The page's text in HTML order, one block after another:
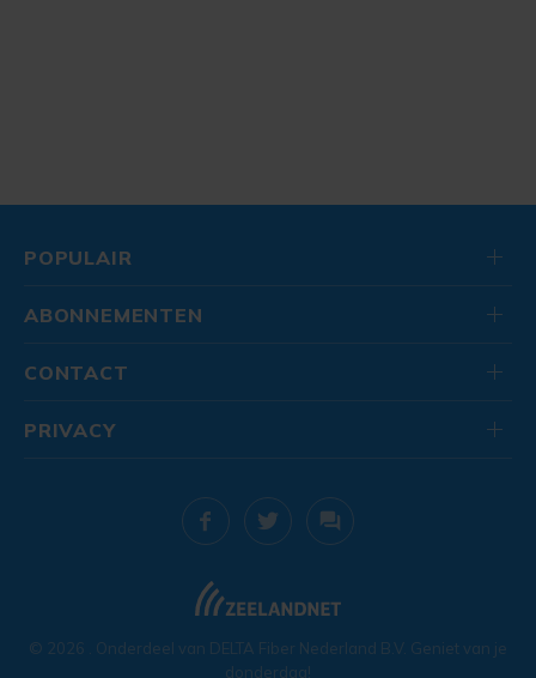
POPULAIR
ABONNEMENTEN
CONTACT
© 2026 . Onderdeel van DELTA Fiber Nederland B.V. Geniet van je
donderdag!
PRIVACY